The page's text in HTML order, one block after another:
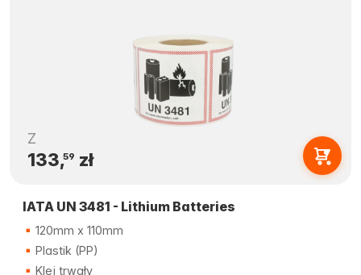
Z
133,59 zł
IATA UN 3481 - Lithium Batteries
120mm x 110mm
Plastik (PP)
Klej trwały